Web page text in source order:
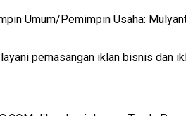
Umum/Pemimpin Usaha:
pemasangan iklan bisnis dan